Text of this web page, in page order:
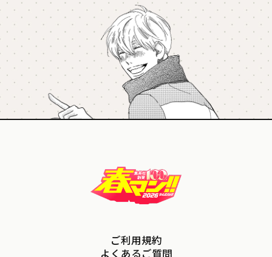
ご利用規約
よくあるご質問